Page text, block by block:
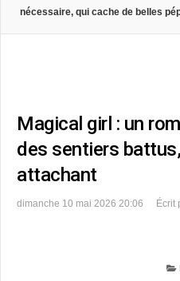
nécessaire, qui cache de belles
Magical girl : un
des sentiers
attachant
dimanche 10 mai 2026 20:06 Écrit